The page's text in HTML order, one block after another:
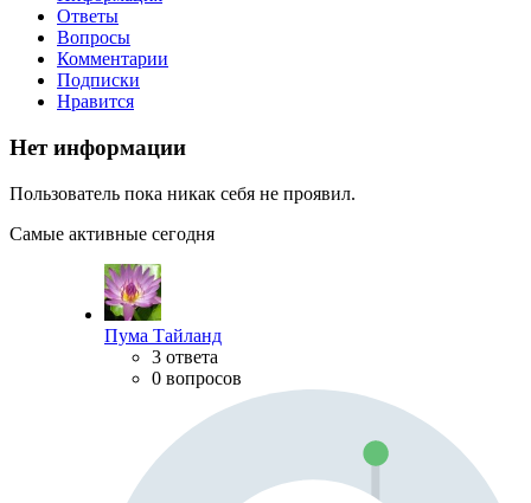
Ответы
Вопросы
Комментарии
Подписки
Нравится
Нет информации
Пользователь пока никак себя не проявил.
Самые активные сегодня
Пума Тайланд
3 ответа
0 вопросов